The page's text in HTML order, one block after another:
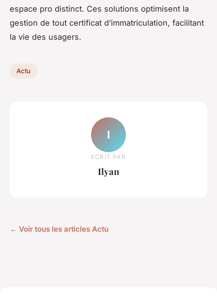
espace pro distinct. Ces solutions optimisent la
gestion de tout certificat d’immatriculation, facilitant
la vie des usagers.
Actu
I
ECRIT PAR
Ilyan
← Voir tous les articles Actu